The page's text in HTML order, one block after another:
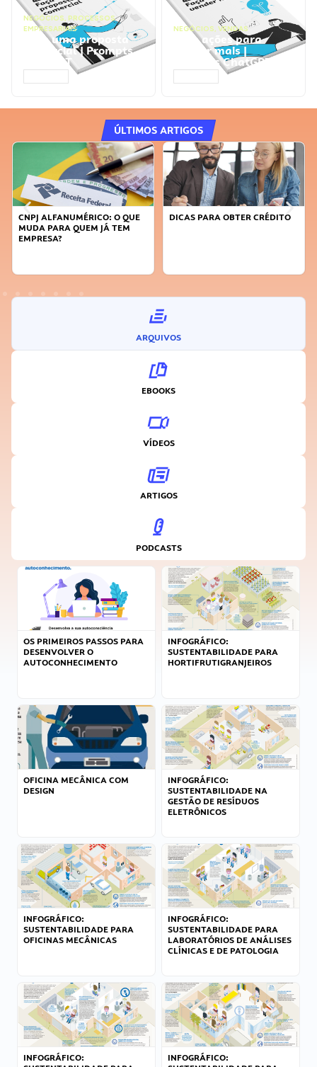
NEGÓCIOS, PROCESSOS
EMPRESARIAIS
Faça uma proposta
comercial | Prompts
ChatGPT
NEGÓCIOS, VENDAS
Faça ações para
vender mais |
Prompts ChatGPT
ÚLTIMOS ARTIGOS
CNPJ ALFANUMÉRICO: O QUE
MUDA PARA QUEM JÁ TEM
EMPRESA?
DICAS PARA OBTER CRÉDITO
ARQUIVOS
EBOOKS
VÍDEOS
ARTIGOS
PODCASTS
OS PRIMEIROS PASSOS PARA
DESENVOLVER O
AUTOCONHECIMENTO
INFOGRÁFICO:
SUSTENTABILIDADE PARA
HORTIFRUTIGRANJEIROS
OFICINA MECÂNICA COM
DESIGN
INFOGRÁFICO:
SUSTENTABILIDADE NA
GESTÃO DE RESÍDUOS
ELETRÔNICOS
INFOGRÁFICO:
SUSTENTABILIDADE PARA
OFICINAS MECÂNICAS
INFOGRÁFICO:
SUSTENTABILIDADE PARA
LABORATÓRIOS DE ANÁLISES
CLÍNICAS E DE PATOLOGIA
INFOGRÁFICO:
INFOGRÁFICO: